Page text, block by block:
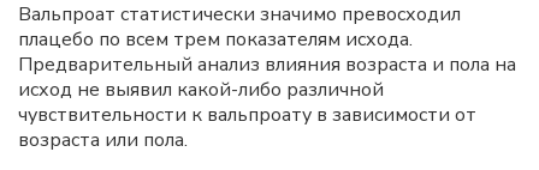
Вальпроат статистически значимо превосходил
плацебо по всем трем показателям исхода.
Предварительный анализ влияния возраста и пола на
исход не выявил какой-либо различной
чувствительности к вальпроату в зависимости от
возраста или пола.